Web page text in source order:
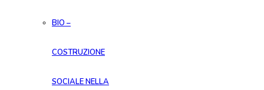
BIO –
COSTRUZIONE
SOCIALE NELLA